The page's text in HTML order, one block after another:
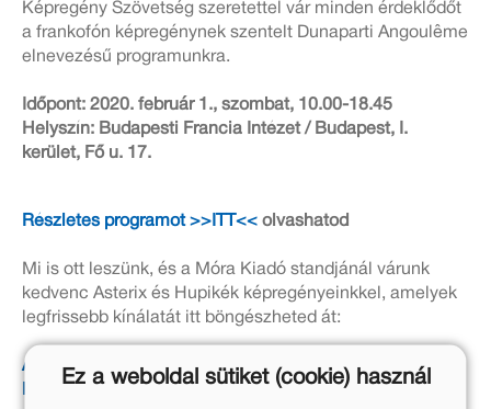
Képregény Szövetség szeretettel vár minden érdeklődőt
a frankofón képregénynek szentelt Dunaparti Angoulême
elnevezésű programunkra.
Időpont: 2020. február 1., szombat, 10.00-18.45
Helyszín: Budapesti Francia Intézet / Budapest, I.
kerület, Fő u. 17.
Részletes programot >>ITT<< olvashatod
Mi is ott leszünk, és a Móra Kiadó standjánál várunk
kedvenc Asterix és Hupikék képregényeinkkel, amelyek
legfrissebb kínálatát itt böngészheted át:
Asterix >>
Ez a weboldal sütiket (cookie) használ